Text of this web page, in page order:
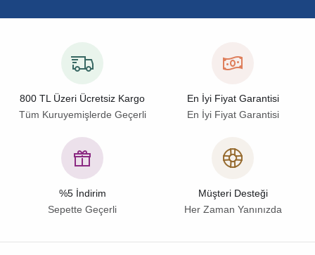
800 TL Üzeri Ücretsiz Kargo
Tüm Kuruyemişlerde Geçerli
En İyi Fiyat Garantisi
En İyi Fiyat Garantisi
%5 İndirim
Sepette Geçerli
Müşteri Desteği
Her Zaman Yanınızda